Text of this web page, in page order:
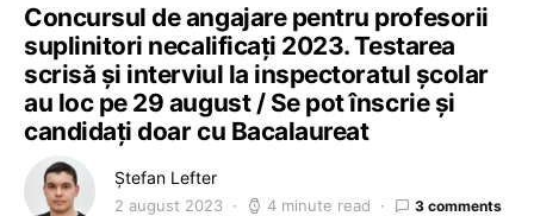
Concursul de angajare pentru profesorii
suplinitori necalificați 2023. Testarea
scrisă și interviul la inspectoratul școlar
au loc pe 29 august / Se pot înscrie și
candidați doar cu Bacalaureat
Ștefan Lefter
2 august 2023 4 minute read 3 comments